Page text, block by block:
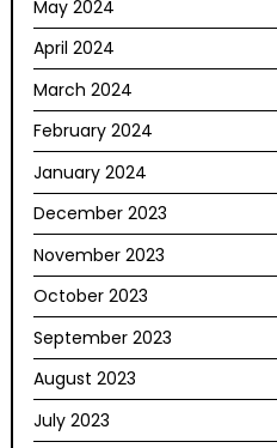
May 2024
April 2024
March 2024
February 2024
January 2024
December 2023
November 2023
October 2023
September 2023
August 2023
July 2023